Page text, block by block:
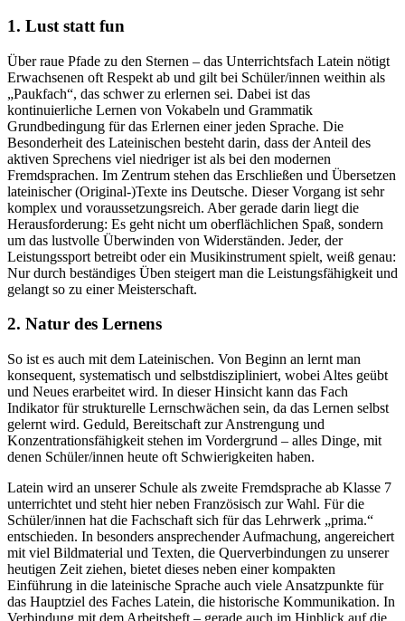
1. Lust statt fun
Über raue Pfade zu den Sternen – das Unterrichtsfach Latein nötigt
Erwachsenen oft Respekt ab und gilt bei Schüler/innen weithin als
„Paukfach“, das schwer zu erlernen sei. Dabei ist das
kontinuierliche Lernen von Vokabeln und Grammatik
Grundbedingung für das Erlernen einer jeden Sprache. Die
Besonderheit des Lateinischen besteht darin, dass der Anteil des
aktiven Sprechens viel niedriger ist als bei den modernen
Fremdsprachen. Im Zentrum stehen das Erschließen und Übersetzen
lateinischer (Original-)Texte ins Deutsche. Dieser Vorgang ist sehr
komplex und voraussetzungsreich. Aber gerade darin liegt die
Herausforderung: Es geht nicht um oberflächlichen Spaß, sondern
um das lustvolle Überwinden von Widerständen. Jeder, der
Leistungssport betreibt oder ein Musikinstrument spielt, weiß genau:
Nur durch beständiges Üben steigert man die Leistungsfähigkeit und
gelangt so zu einer Meisterschaft.
2. Natur des Lernens
So ist es auch mit dem Lateinischen. Von Beginn an lernt man
konsequent, systematisch und selbstdiszipliniert, wobei Altes geübt
und Neues erarbeitet wird. In dieser Hinsicht kann das Fach
Indikator für strukturelle Lernschwächen sein, da das Lernen selbst
gelernt wird. Geduld, Bereitschaft zur Anstrengung und
Konzentrationsfähigkeit stehen im Vordergrund – alles Dinge, mit
denen Schüler/innen heute oft Schwierigkeiten haben.
Latein wird an unserer Schule als zweite Fremdsprache ab Klasse 7
unterrichtet und steht hier neben Französisch zur Wahl. Für die
Schüler/innen hat die Fachschaft sich für das Lehrwerk „prima.“
entschieden. In besonders ansprechender Aufmachung, angereichert
mit viel Bildmaterial und Texten, die Querverbindungen zu unserer
heutigen Zeit ziehen, bietet dieses neben einer kompakten
Einführung in die lateinische Sprache auch viele Ansatzpunkte für
das Hauptziel des Faches Latein, die historische Kommunikation. In
Verbindung mit dem Arbeitsheft – gerade auch im Hinblick auf die